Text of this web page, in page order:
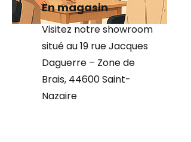
En magasin
Visitez notre showroom
situé au 19 rue Jacques
Daguerre – Zone de
Brais, 44600 Saint-
Nazaire